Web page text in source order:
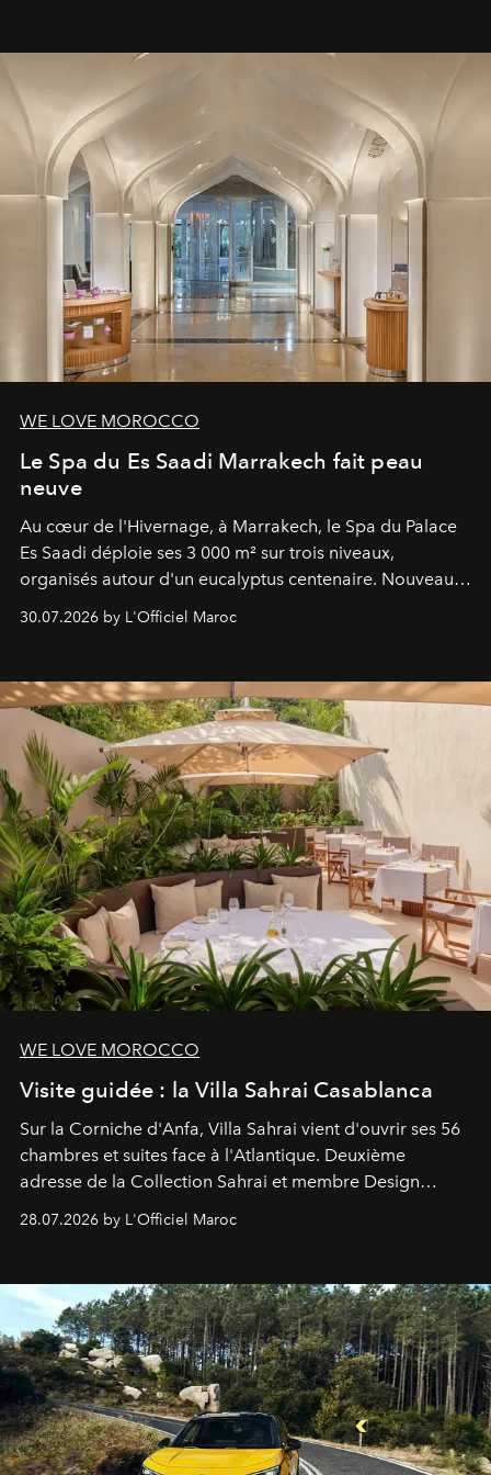
WE LOVE MOROCCO
Le Spa du Es Saadi Marrakech fait peau
neuve
Au cœur de l'Hivernage, à Marrakech, le Spa du Palace
Es Saadi déploie ses 3 000 m² sur trois niveaux,
organisés autour d'un eucalyptus centenaire. Nouveau
neuro-cosmétique, parcours thermal et studio dédié au
entièreté, entre science des émotions et rituels
reposants.
30.07.2026 by L'Officiel Maroc
WE LOVE MOROCCO
Visite guidée : la Villa Sahrai Casablanca
Sur la Corniche d'Anfa, Villa Sahrai vient d'ouvrir ses 56
chambres et suites face à l'Atlantique. Deuxième
adresse de la Collection Sahrai et membre Design
Pillet promet un lieu de vie complet. On y a déjeuné…
28.07.2026 by L'Officiel Maroc